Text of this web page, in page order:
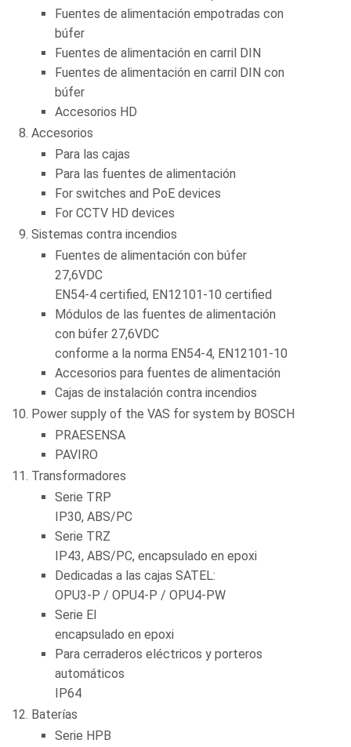
Fuentes de alimentación empotradas con
búfer
Fuentes de alimentación en carril DIN
Fuentes de alimentación en carril DIN con
búfer
Accesorios HD
Accesorios
Para las cajas
Para las fuentes de alimentación
For switches and PoE devices
For CCTV HD devices
Sistemas contra incendios
Fuentes de alimentación con búfer
27,6VDC
EN54-4 certified, EN12101-10 certified
Módulos de las fuentes de alimentación
con búfer 27,6VDC
conforme a la norma EN54-4, EN12101-10
Accesorios para fuentes de alimentación
Cajas de instalación contra incendios
Power supply of the VAS for system by BOSCH
PRAESENSA
PAVIRO
Transformadores
Serie TRP
IP30, ABS/PC
Serie TRZ
IP43, ABS/PC, encapsulado en epoxi
Dedicadas a las cajas SATEL:
OPU3-P / OPU4-P / OPU4-PW
Serie EI
encapsulado en epoxi
Para cerraderos eléctricos y porteros
automáticos
IP64
Baterías
Serie HPB